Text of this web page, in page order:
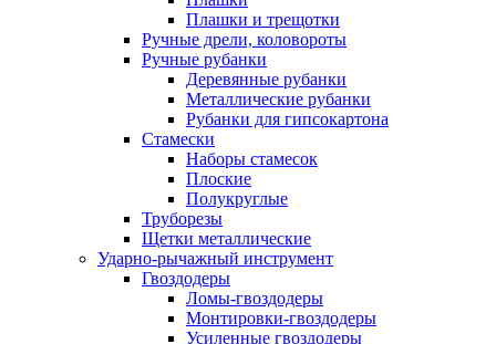
Плашки и трещотки
Ручные дрели, коловороты
Ручные рубанки
Деревянные рубанки
Металлические рубанки
Рубанки для гипсокартона
Стамески
Наборы стамесок
Плоские
Полукруглые
Труборезы
Щетки металлические
Ударно-рычажный инструмент
Гвоздодеры
Ломы-гвоздодеры
Монтировки-гвоздодеры
Усиленные гвоздодеры